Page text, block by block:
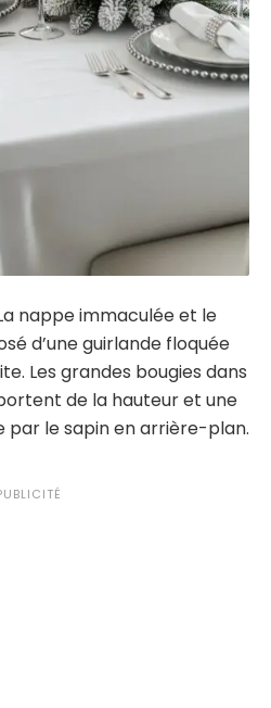
nappe immaculée et le
d’une guirlande floquée
Les grandes bougies dans
de la hauteur et une
par le sapin en arrière-plan.